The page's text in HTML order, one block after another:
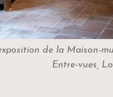
de la Maison-
Entre-vues,